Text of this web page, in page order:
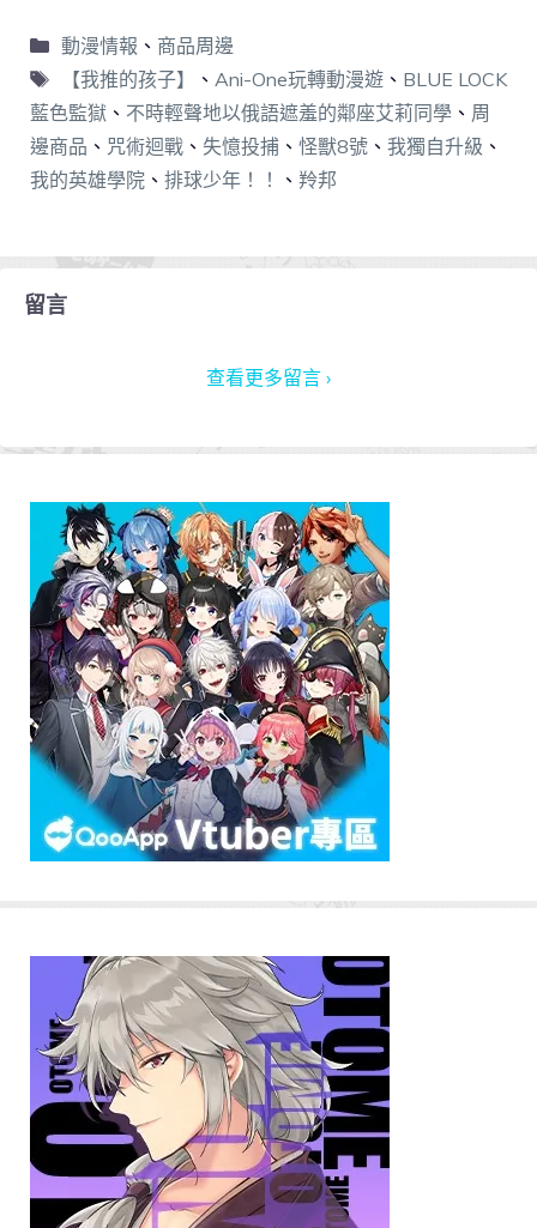
動漫情報 、 商品周邊
【我推的孩子】
、 Ani-One玩轉動漫遊、 BLUE LOCK
藍色監獄 、 不時輕聲地以俄語遮羞的鄰座艾莉同學 、 周
邊商品 、 咒術迴戰 、 失憶投捕 、 怪獸8號 、 我獨自升級 、
我的英雄學院 、 排球少年！！ 、 羚邦
留言
查看更多留言 ›